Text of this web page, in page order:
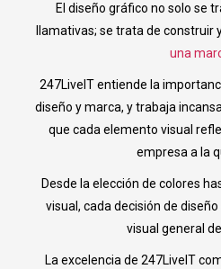
El diseño gráfico no solo se
llamativas; se trata de construir
una
247LiveIT entiende la
diseño y marca, y trabaja
que cada elemento visual
empresa a la
Desde la elección de colores
visual, cada decisión de
visual general
La excelencia de 247LiveIT